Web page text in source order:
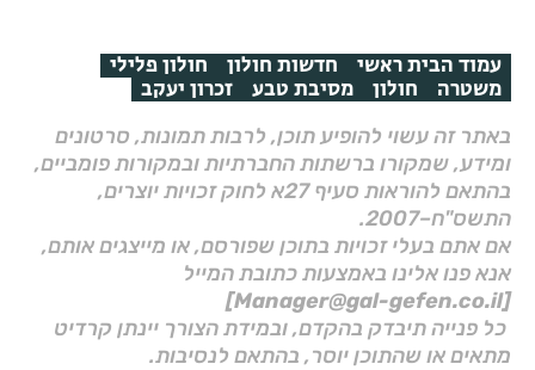
עמוד הבית ראשי חדשות חולון חולון פלילי
משטרה חולון מסיבת טבע זכרון יעקב
באתר זה עשוי להופיע תוכן, לרבות תמונות, סרטונים
ומידע, שמקורו ברשתות החברתיות ובמקורות פומביים,
בהתאם להוראות סעיף 27א לחוק זכויות יוצרים,
התשס"ח–2007.
אם אתם בעלי זכויות בתוכן שפורסם, או מייצגים אותם,
אנא פנו אלינו באמצעות כתובת המייל
[Manager@gal-gefen.co.il]
כל פנייה תיבדק בהקדם, ובמידת הצורך יינתן קרדיט
מתאים או שהתוכן יוסר, בהתאם לנסיבות.